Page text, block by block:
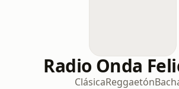
Radio Onda
ClásicaReggaetón